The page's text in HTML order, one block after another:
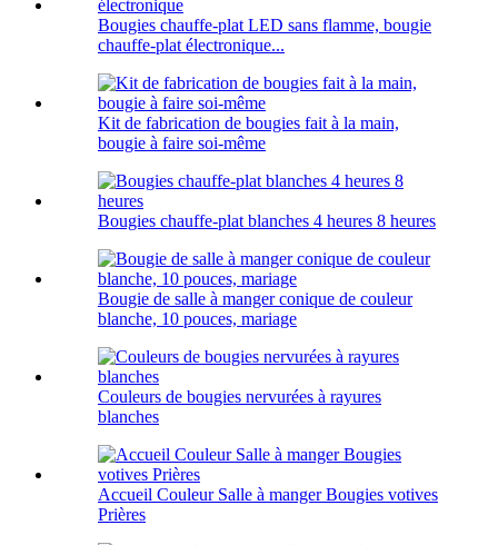
Bougies chauffe-plat LED sans flamme, bougie
chauffe-plat électronique...
Kit de fabrication de bougies fait à la main,
bougie à faire soi-même
Bougies chauffe-plat blanches 4 heures 8 heures
Bougie de salle à manger conique de couleur
blanche, 10 pouces, mariage
Couleurs de bougies nervurées à rayures
blanches
Accueil Couleur Salle à manger Bougies votives
Prières